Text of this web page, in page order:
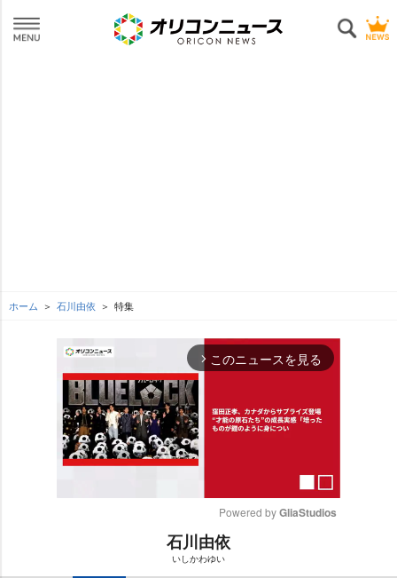
ホーム 石川由依 特集
arrow_forward_ios このニュースを見る
Powered by GliaStudios
石川由依
いしかわゆい